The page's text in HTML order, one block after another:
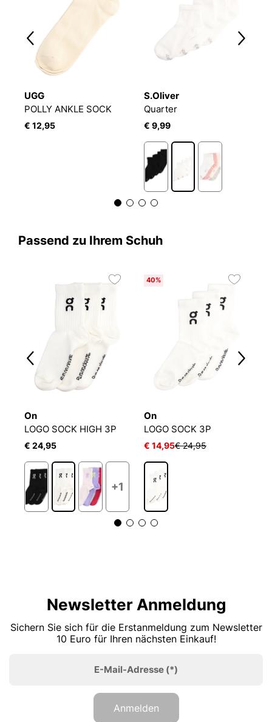
UGG
POLLY ANKLE SOCK
€ 12,95
S.Oliver
Quarter
€ 9,99
Passend zu Ihrem Schuh
On
LOGO SOCK HIGH 3P
€ 24,95
+1
40%
On
LOGO SOCK 3P
€ 14,95€ 24,95
Newsletter Anmeldung
Sichern Sie sich für die Erstanmeldung zum Newsletter
10 Euro für Ihren nächsten Einkauf!
E-Mail-Adresse (*)
Anmelden